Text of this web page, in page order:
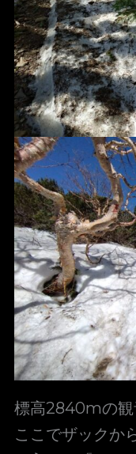
標高2840mの観
ここでザックか